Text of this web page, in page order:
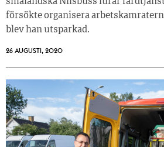
försökte organisera
blev han utsparkad.
26 AUGUSTI, 2020